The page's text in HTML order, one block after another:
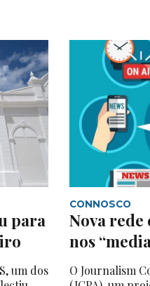
para
um dos
CONNOSCO
Nova
nos
O Journalism